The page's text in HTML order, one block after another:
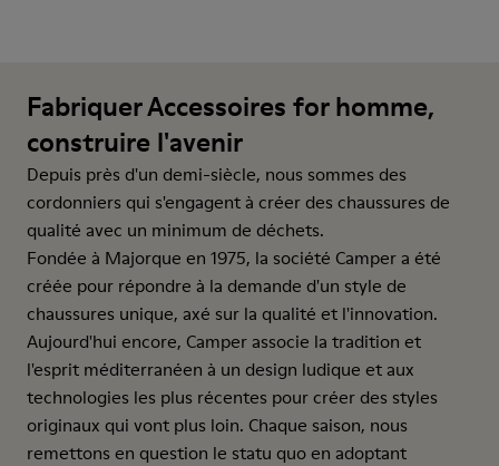
Fabriquer Accessoires for homme,
construire l'avenir
Depuis près d'un demi-siècle, nous sommes des
cordonniers qui s'engagent à créer des chaussures de
qualité avec un minimum de déchets.
Fondée à Majorque en 1975, la société Camper a été
créée pour répondre à la demande d'un style de
chaussures unique, axé sur la qualité et l'innovation.
Aujourd'hui encore, Camper associe la tradition et
l'esprit méditerranéen à un design ludique et aux
technologies les plus récentes pour créer des styles
originaux qui vont plus loin. Chaque saison, nous
remettons en question le statu quo en adoptant